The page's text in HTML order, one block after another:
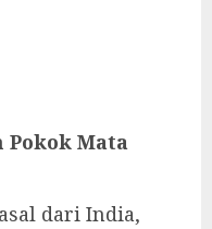
Pokok Mata
dari India,